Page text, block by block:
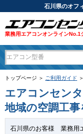
石川県のオフ
業務用エアコンオンラインNo.1
トップページ ＞ ご利用ガイド
エアコンセン
地域の空調工
石川県のお客様 業務用